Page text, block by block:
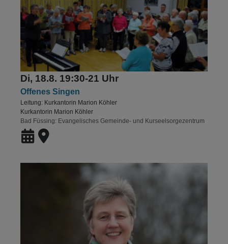
Di, 18.8. 19:30-21 Uhr
Offenes Singen
Leitung: Kurkantorin Marion Köhler
Kurkantorin Marion Köhler
Bad Füssing Evangelisches Gemeinde- und Kurseelsorgezentrum